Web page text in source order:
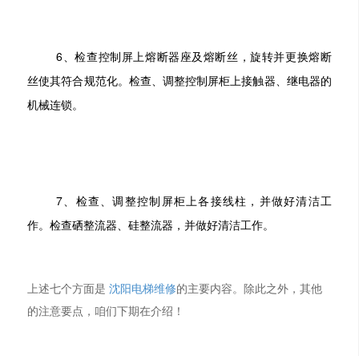
6、检查控制屏上熔断器座及熔断丝，旋转并更换熔断
丝使其符合规范化。检查、调整控制屏柜上接触器、继电器的
机械连锁。
7、检查、调整控制屏柜上各接线柱，并做好清洁工
作。检查硒整流器、硅整流器，并做好清洁工作。
上述七个方面是沈阳电梯维修的主要内容。除此之外，其他
的注意要点，咱们下期在介绍！